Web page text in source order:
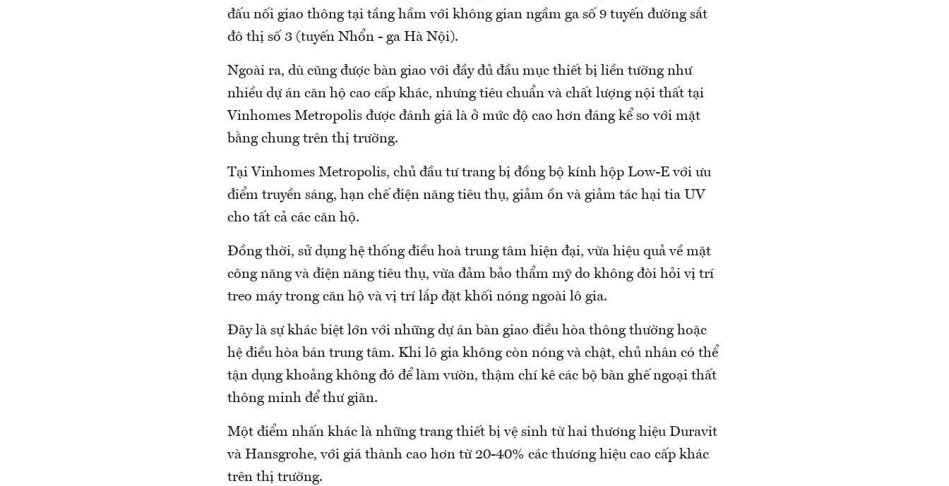
đấu nối giao thông tại tầng hầm với không gian ngầm ga số 9 tuyến đường sắt
đô thị số 3 (tuyến Nhổn - ga Hà Nội).
Ngoài ra, dù cũng được bàn giao với đầy đủ đầu mục thiết bị liền tường như
nhiều dự án căn hộ cao cấp khác, nhưng tiêu chuẩn và chất lượng nội thất tại
Vinhomes Metropolis được đánh giá là ở mức độ cao hơn đáng kể so với mặt
bằng chung trên thị trường.
Tại Vinhomes Metropolis, chủ đầu tư trang bị đồng bộ kính hộp Low-E với ưu
điểm truyền sáng, hạn chế điện năng tiêu thụ, giảm ồn và giảm tác hại tia UV
cho tất cả các căn hộ.
Đồng thời, sử dụng hệ thống điều hoà trung tâm hiện đại, vừa hiệu quả về mặt
công năng và điện năng tiêu thụ, vừa đảm bảo thẩm mỹ do không đòi hỏi vị trí
treo máy trong căn hộ và vị trí lắp đặt khối nóng ngoài lô gia.
Đây là sự khác biệt lớn với những dự án bàn giao điều hòa thông thường hoặc
hệ điều hòa bán trung tâm. Khi lô gia không còn nóng và chật, chủ nhân có thể
tận dụng khoảng không đó để làm vườn, thậm chí kê các bộ bàn ghế ngoại thất
thông minh để thư giãn.
Một điểm nhấn khác là những trang thiết bị vệ sinh từ hai thương hiệu Duravit
và Hansgrohe, với giá thành cao hơn từ 20-40% các thương hiệu cao cấp khác
trên thị trường.